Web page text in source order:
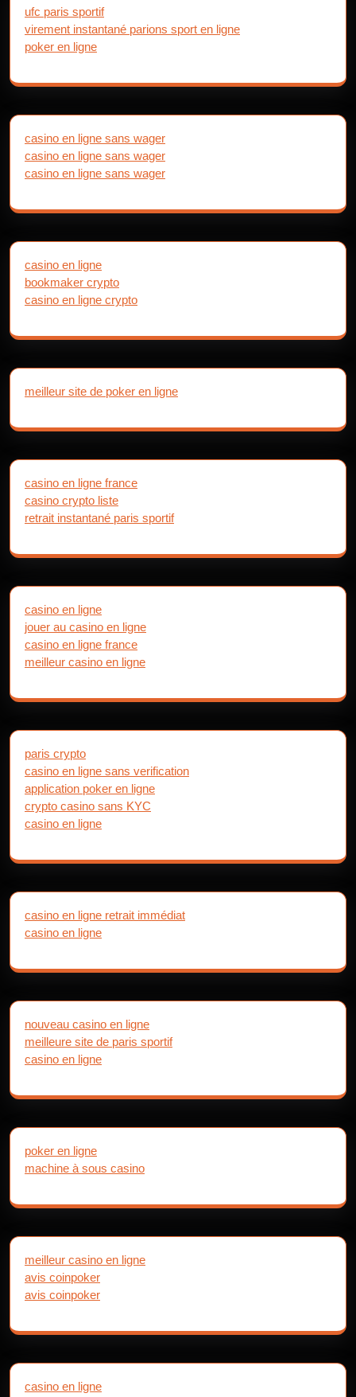
ufc paris sportif
virement instantané parions sport en ligne
poker en ligne
casino en ligne sans wager
casino en ligne sans wager
casino en ligne sans wager
casino en ligne
bookmaker crypto
casino en ligne crypto
meilleur site de poker en ligne
casino en ligne france
casino crypto liste
retrait instantané paris sportif
casino en ligne
jouer au casino en ligne
casino en ligne france
meilleur casino en ligne
paris crypto
casino en ligne sans verification
application poker en ligne
crypto casino sans KYC
casino en ligne
casino en ligne retrait immédiat
casino en ligne
nouveau casino en ligne
meilleure site de paris sportif
casino en ligne
poker en ligne
machine à sous casino
meilleur casino en ligne
avis coinpoker
avis coinpoker
casino en ligne